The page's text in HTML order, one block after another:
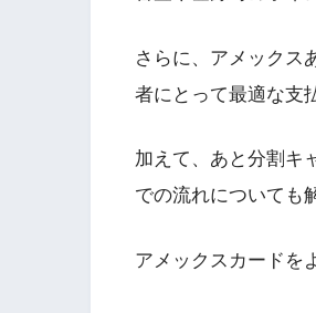
さらに、アメックス
者にとって最適な支
加えて、あと分割キ
での流れについても
アメックスカードを